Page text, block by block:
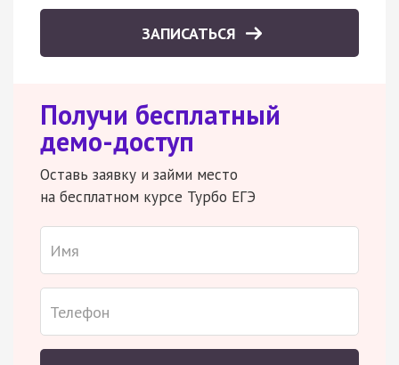
ЗАПИСАТЬСЯ
Получи бесплатный
демо-доступ
Оставь заявку и займи место
на бесплатном курсе Турбо ЕГЭ